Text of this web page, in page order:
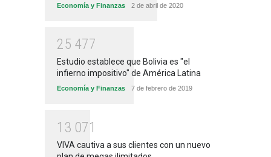
Economía y Finanzas 2 de abril de 2020
25 477
Estudio establece que Bolivia es "el
infierno impositivo" de América Latina
Economía y Finanzas 7 de febrero de 2019
1 3 071
VIVA cautiva a sus clientes con un nuevo